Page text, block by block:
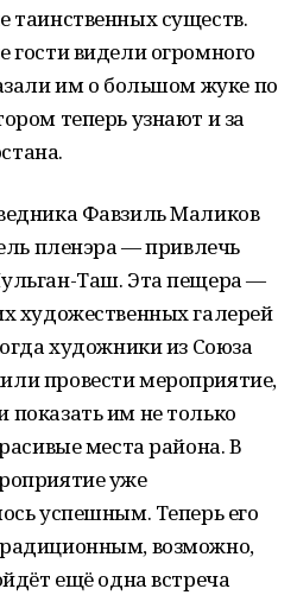
таинственных существ.
гости видели огромного
им о большом жуке по
теперь узнают и за
Фавзиль Маликов
пленэра — привлечь
Таш. Эта пещера —
художественных галерей
художники из Союза
провести мероприятие,
им не только
места района. В
уже
успешным. Теперь его
возможно,
ещё одна встреча